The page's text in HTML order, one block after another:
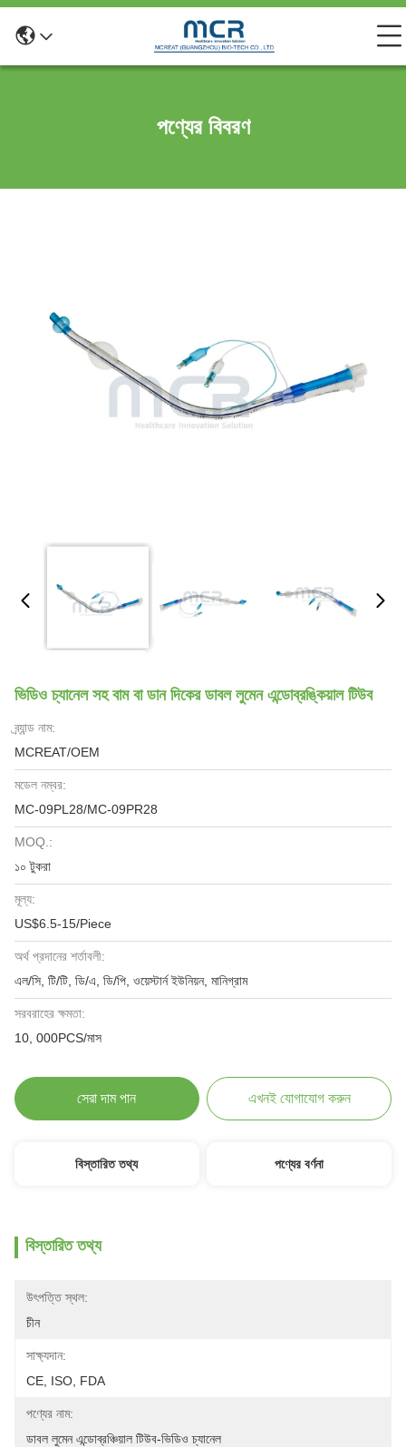
পণ্যের বিবরণ
ভিডিও চ্যানেল সহ বাম বা ডান দিকের ডাবল লুমেন এন্ডোব্রঙ্কিয়াল টিউব
ব্র্যান্ড নাম:
MCREAT/OEM
মডেল নম্বর:
MC-09PL28/MC-09PR28
MOQ.:
১০ টুকরা
মূল্য:
US$6.5-15/Piece
অর্থ প্রদানের শর্তাবলী:
এল/সি, টি/টি, ডি/এ, ডি/পি, ওয়েস্টার্ন ইউনিয়ন, মানিগ্রাম
সরবরাহের ক্ষমতা:
10, 000PCS/মাস
সেরা দাম পান এখনই যোগাযোগ করুন
বিস্তারিত তথ্য পণ্যের বর্ণনা
বিস্তারিত তথ্য
উৎপত্তি স্থল:
চীন
সাক্ষ্যদান:
CE, ISO, FDA
পণ্যের নাম:
ডাবল লুমেন এন্ডোব্রঞ্চিয়াল টিউব-ভিডিও চ্যানেল